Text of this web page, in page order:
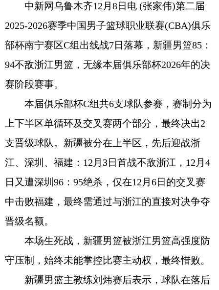
中新网乌鲁木齐12月8日电 (张家伟)第二届
2025-2026赛季中国男子篮球职业联赛(CBA)俱乐
部杯南宁赛区C组出线战7日落幕，新疆男篮85：
94不敌浙江男篮，无缘本届俱乐部杯2026年的决
赛阶段赛事。
本届俱乐部杯C组共6支球队参赛，赛制分为
上下半区单循环及交叉赛两个部分，最终决出2
支晋级球队。新疆被分在上半区，先后迎战浙
江、深圳、福建：12月3日首战不敌浙江，12月4
日又遭深圳96：95绝杀，仅在12月6日的交叉赛
中击败福建，最终需通过与浙江的直接对决争夺
晋级名额。
本场生死战，新疆男篮被浙江男篮高强度防
守压制，始终未能掌控比赛主动权，最终惜败。
新疆男篮主教练刘炜赛后表示，球队在落后